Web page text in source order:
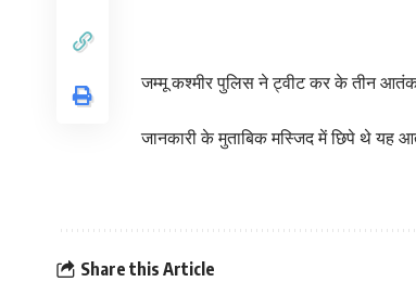
जम्मू कश्मीर पुलिस ने ट्वीट कर के तीन
जानकारी के मुताबिक मस्जिद में छिपे थे यह
Share this Article